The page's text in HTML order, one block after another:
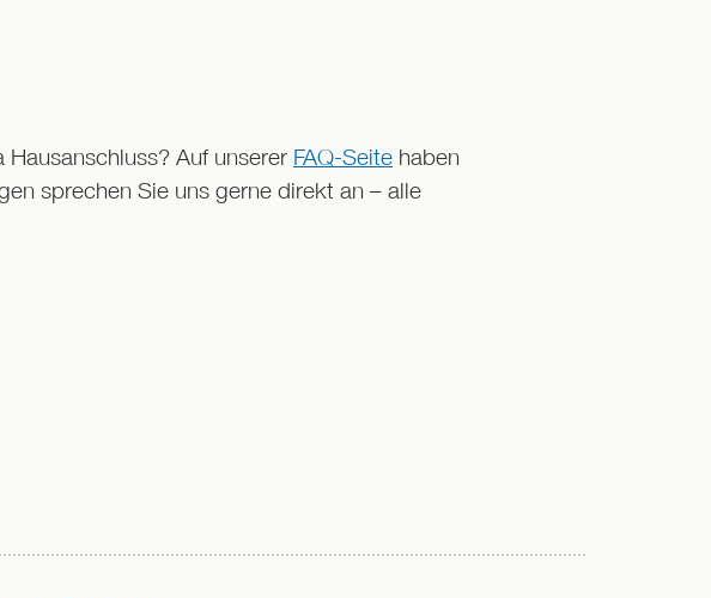
Auf unserer FAQ-Seite haben
sprechen Sie uns gerne direkt an – alle